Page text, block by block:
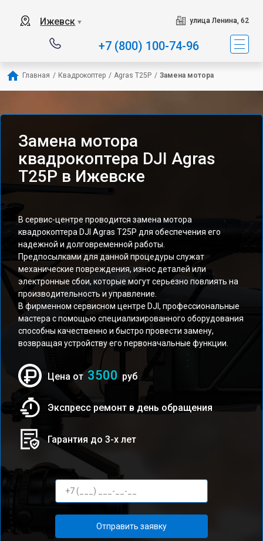
Ижевск ▼ улица Ленина, 62
+7 (800) 100-74-96
Главная / Квадрокоптер / Agras T25P / Замена мотора
Замена мотора
квадрокоптера DJI Agras
T25P в Ижевске
В сервис-центре проводится замена мотора
квадрокоптера DJI Agras T25P для обеспечения его
надежной и долговременной работы.
Предпосылками для данной процедуры служат
механические повреждения, износ деталей или
электронные сбои, которые могут серьезно повлиять на
производительность и управление.
В фирменном сервисном центре DJI, профессиональные
мастера с помощью специализированного оборудования
способны качественно и быстро провести замену,
возвращая устройству его первоначальные функции.
Цена от 3500 руб
Экспресс ремонт в день обращения
Гарантия до 3-х лет
Отправить заявку